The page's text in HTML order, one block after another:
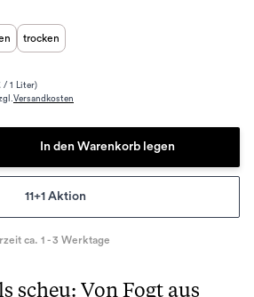
trocken
/ 1 Liter)
Versandkosten
In den Warenkorb legen
11+1 Aktion
ca. 1 - 3 Werktage
scheu: Von Fogt aus